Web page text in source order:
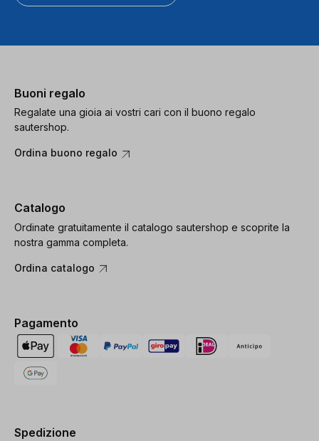
Buoni regalo
Regalate una gioia ai vostri cari con il buono regalo
sautershop.
Ordina buono regalo
Catalogo
Ordinate gratuitamente il catalogo sautershop e scoprite la
nostra gamma completa.
Ordina catalogo
Pagamento
Spedizione